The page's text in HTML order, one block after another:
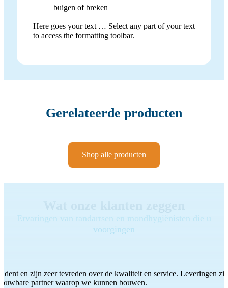
buigen of breken
Here goes your text … Select any part of your text
to access the formatting toolbar.
Gerelateerde producten
Shop alle producten
Ervaringen van tandartsen en mondhygiënisten die u
voorgingen
en zijn zeer tevreden over de kwaliteit en service. Leveringen
partner waarop we kunnen bouwen.